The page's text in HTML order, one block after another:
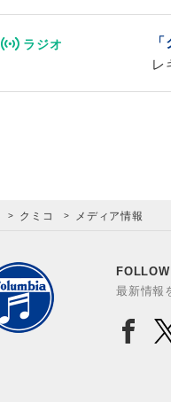
ラジオ
レ
クミコ メディア情報
最新情報